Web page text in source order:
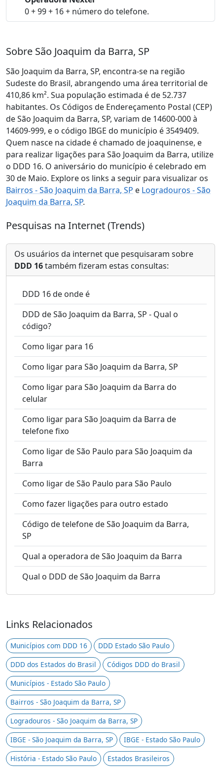
0 + 99 + 16 + número do telefone.
Sobre São Joaquim da Barra, SP
São Joaquim da Barra, SP, encontra-se na região
Sudeste do Brasil, abrangendo uma área territorial de
410,86 km². Sua população estimada é de 52.737
habitantes. Os Códigos de Endereçamento Postal (CEP)
de São Joaquim da Barra, SP, variam de 14600-000 à
14609-999, e o código IBGE do município é 3549409.
Quem nasce na cidade é chamado de joaquinense, e
para realizar ligações para São Joaquim da Barra, utilize
o DDD 16. O aniversário do município é celebrado em
30 de Maio. Explore os links a seguir para visualizar os
Bairros - São Joaquim da Barra, SP e Logradouros - São
Joaquim da Barra, SP.
Pesquisas na Internet (Trends)
Os usuários da internet que pesquisaram sobre
DDD 16também fizeram estas consultas:
DDD 16 de onde é
DDD de São Joaquim da Barra, SP - Qual o
código?
Como ligar para 16
Como ligar para São Joaquim da Barra, SP
Como ligar para São Joaquim da Barra do
celular
Como ligar para São Joaquim da Barra de
telefone fixo
Como ligar de São Paulo para São Joaquim da
Barra
Como ligar de São Paulo para São Paulo
Como fazer ligações para outro estado
Código de telefone de São Joaquim da Barra,
SP
Qual a operadora de São Joaquim da Barra
Qual o DDD de São Joaquim da Barra
Links Relacionados
Municípios com DDD 16
DDD Estado São Paulo
DDD dos Estados do Brasil
Códigos DDD do Brasil
Municípios - Estado São Paulo
Bairros - São Joaquim da Barra, SP
Logradouros - São Joaquim da Barra, SP
IBGE - São Joaquim da Barra, SP
IBGE - Estado São Paulo
História - Estado São Paulo
Estados Brasileiros